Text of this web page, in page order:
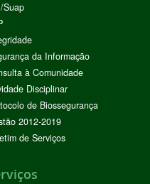
Suap
da Informação
à Comunidade
Disciplinar
de Biossegurança
2012-2019
de Serviços